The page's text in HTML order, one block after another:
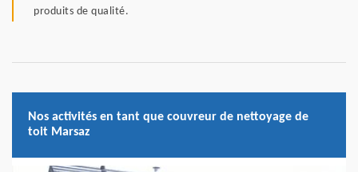
produits de qualité.
Nos activités en tant que couvreur de nettoyage de
toit Marsaz